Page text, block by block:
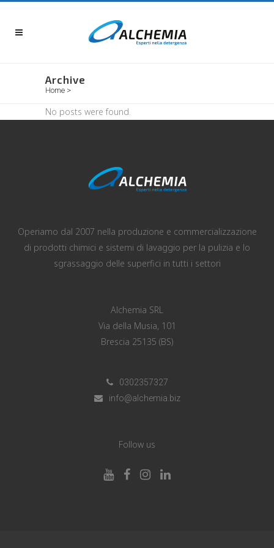
Archive
Home >
No posts were found.
Operiamo dal 2007 nella produzione e commercializzazione
di prodotti chimici e sistemi di lavaggio per la pulizia e lo
sgrassaggio delle superfici in tutti i settori
Alchemia SRL
Via della Musia, 101
Brescia 25135 (BS)
0302357327
info@alchemia.biz
Follow us